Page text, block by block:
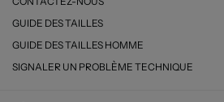
GUIDE DES TAILLES
GUIDE DES TAILLES HOMME
SIGNALER UN PROBLÈME TECHNIQUE